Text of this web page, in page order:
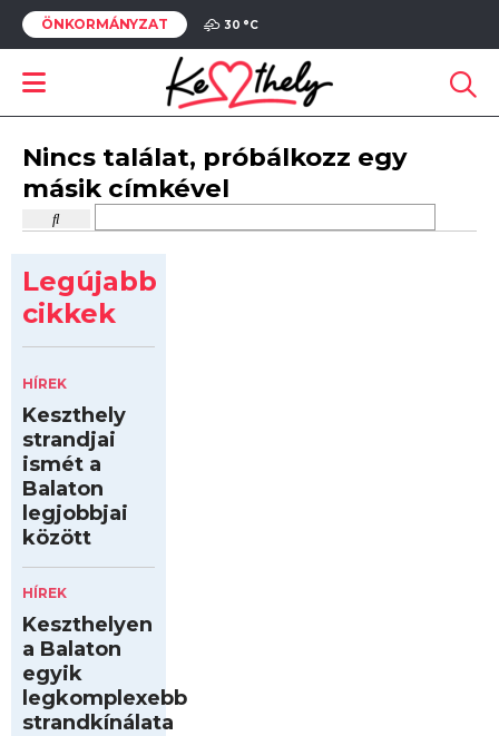
ÖNKORMÁNYZAT 30 °C
Nincs találat, próbálkozz egy
másik címkével
Legújabb
cikkek
HÍREK
Keszthely
strandjai
ismét a
Balaton
legjobbjai
között
HÍREK
Keszthelyen
a Balaton
egyik
legkomplexebb
strandkínálata